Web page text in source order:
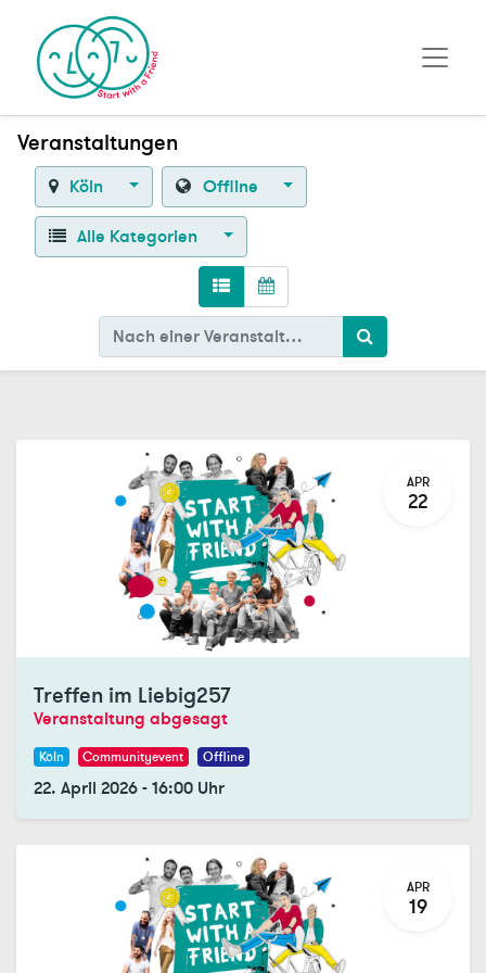
Veranstaltungen
Köln Offline
Alle Kategorien
APR
22
Treffen im Liebig257
Veranstaltung abgesagt
Köln Communityevent Offline
22. April 2026-16:00 Uhr
APR
19